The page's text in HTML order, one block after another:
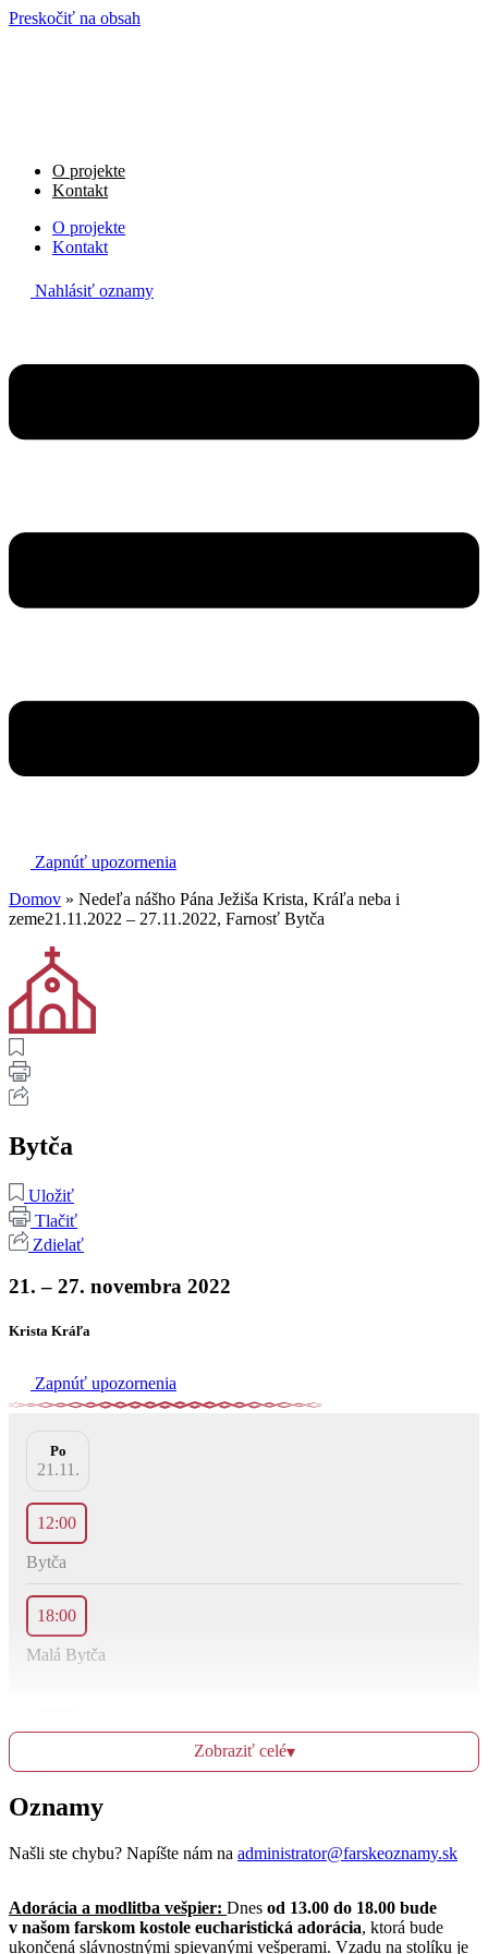
Preskočiť na obsah
O projekte
Kontakt
O projekte
Kontakt
Nahlásiť oznamy
Zapnúť upozornenia
Domov » Nedeľa nášho Pána Ježiša Krista, Kráľa neba i
zeme21.11.2022 – 27.11.2022, Farnosť Bytča
Bytča
Uložiť
Tlačiť
Zdielať
21. – 27. novembra 2022
Krista Kráľa
Zapnúť upozornenia
Po
21.11.
12:00
Bytča
18:00
Malá Bytča
Ut
07:00
Bytča
mestská časť Hliník
Zobraziť celé▾
Oznamy
Našli ste chybu? Napíšte nám na administrator@farskeoznamy.sk
Adorácia a modlitba vešpier: Dnes od 13.00 do 18.00 bude
v našom farskom kostole eucharistická adorácia, ktorá bude
ukončená slávnostnými spievanými vešperami. Vzadu na stolíku je